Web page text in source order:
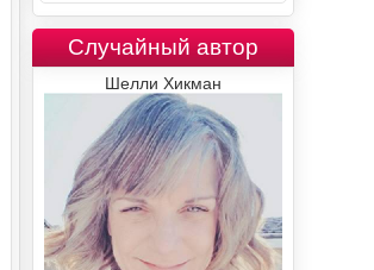
Случайный автор
Шелли Хикман